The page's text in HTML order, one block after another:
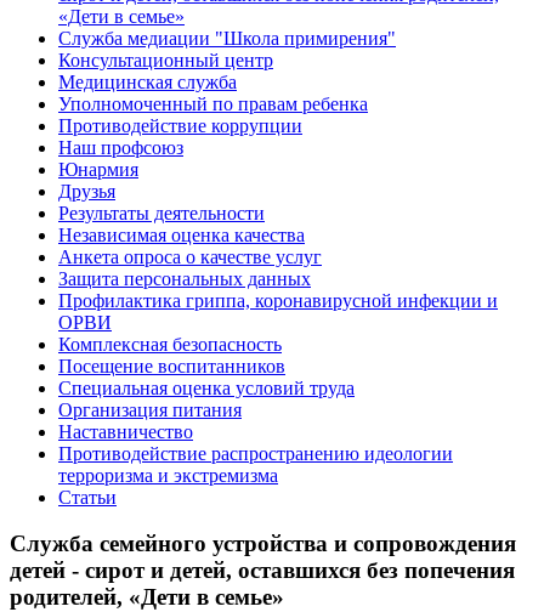
«Дети в семье»
Служба медиации "Школа примирения"
Консультационный центр
Медицинская служба
Уполномоченный по правам ребенка
Противодействие коррупции
Наш профсоюз
Юнармия
Друзья
Результаты деятельности
Независимая оценка качества
Анкета опроса о качестве услуг
Защита персональных данных
Профилактика гриппа, коронавирусной инфекции и
ОРВИ
Комплексная безопасность
Посещение воспитанников
Специальная оценка условий труда
Организация питания
Наставничество
Противодействие распространению идеологии
терроризма и экстремизма
Статьи
Служба семейного устройства и сопровождения
детей - сирот и детей, оставшихся без попечения
родителей, «Дети в семье»